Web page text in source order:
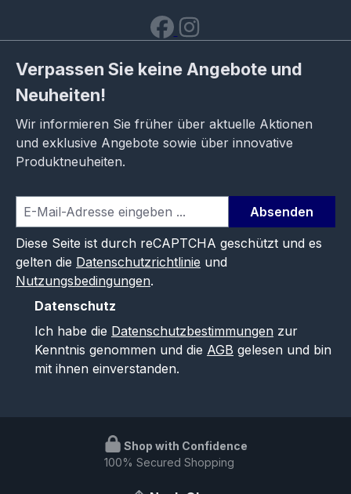
Verpassen Sie keine Angebote und
Neuheiten!
Wir informieren Sie früher über aktuelle Aktionen
und exklusive Angebote sowie über innovative
Produktneuheiten.
Absenden
Diese Seite ist durch reCAPTCHA geschützt und es
gelten die Datenschutzrichtlinie und
Nutzungsbedingungen.
Datenschutz
Ich habe die Datenschutzbestimmungen zur
Kenntnis genommen und die AGB gelesen und bin
mit ihnen einverstanden.
Shop with Confidence
100% Secured Shopping